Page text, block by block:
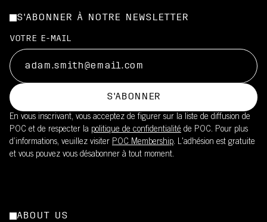
S'ABONNER À NOTRE NEWSLETTER
VOTRE E-MAIL
S'ABONNER
En vous inscrivant, vous acceptez de figurer sur la liste de diffusion de
POC et de respecter la politique de confidentialité de POC. Pour plus
d’informations, veuillez visiter POC Membership. L'adhésion est gratuite
et vous pouvez vous désabonner à tout moment.
ABOUT US